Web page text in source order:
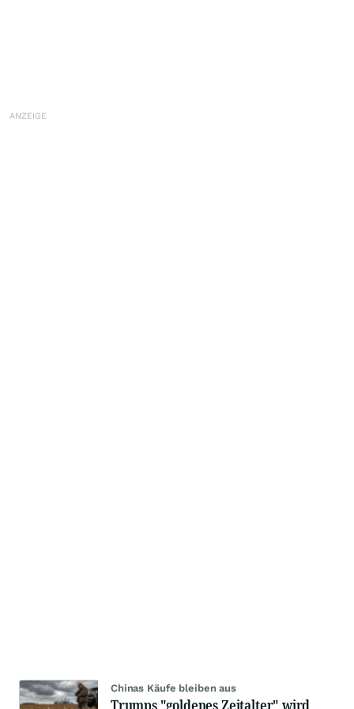
Chinas Käufe bleiben aus
Trumps "goldenes Zeitalter" wird